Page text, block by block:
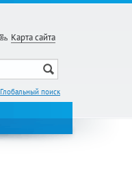
Карта сайта
Глобальный поиск